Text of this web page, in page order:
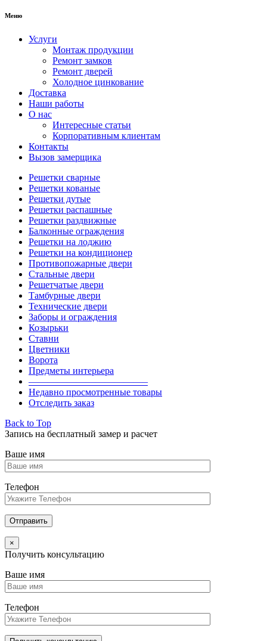
Меню
Услуги
Монтаж продукции
Ремонт замков
Ремонт дверей
Холодное цинкование
Доставка
Наши работы
О нас
Интересные статьи
Корпоративным клиентам
Контакты
Вызов замерщика
Решетки сварные
Решетки кованые
Решетки дутые
Решетки распашные
Решетки раздвижные
Балконные ограждения
Решетки на лоджию
Решетки на кондиционер
Противопожарные двери
Стальные двери
Решетчатые двери
Тамбурные двери
Технические двери
Заборы и ограждения
Козырьки
Ставни
Цветники
Ворота
Предметы интерьера
————————————–
Недавно просмотренные товары
Отследить заказ
Back to Top
Запись на бесплатный замер и расчет
Ваше имя
Телефон
×
Получить консультацию
Ваше имя
Телефон